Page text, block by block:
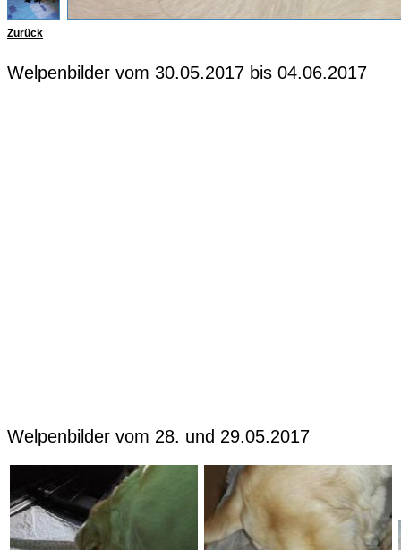
Zurück
Welpenbilder vom 30.05.2017 bis 04.06.2017
Welpenbilder vom 28. und 29.05.2017